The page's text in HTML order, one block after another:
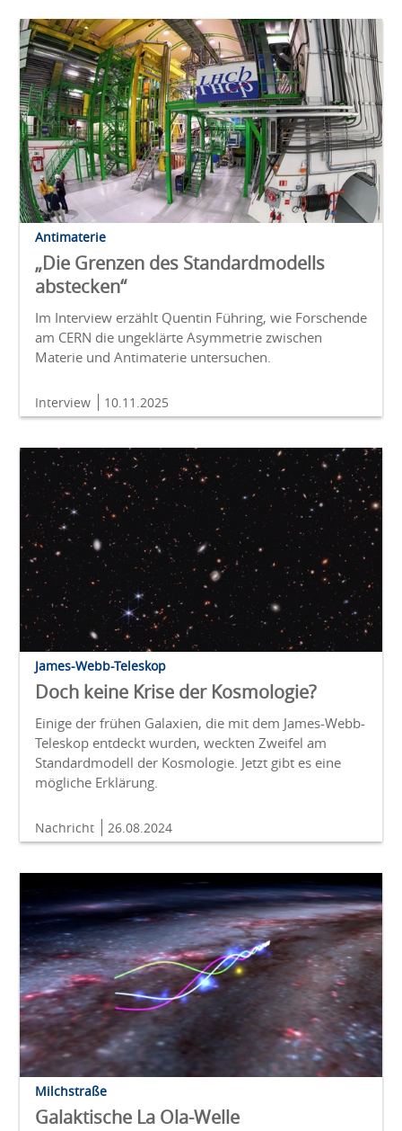
Antimaterie
„Die Grenzen des Standardmodells
abstecken“
Im Interview erzählt Quentin Führing, wie Forschende
am CERN die ungeklärte Asymmetrie zwischen
Materie und Antimaterie untersuchen.
Interview 10.11.2025
James-Webb-Teleskop
Doch keine Krise der Kosmologie?
Einige der frühen Galaxien, die mit dem James-Webb-
Teleskop entdeckt wurden, weckten Zweifel am
Standardmodell der Kosmologie. Jetzt gibt es eine
mögliche Erklärung.
Nachricht 26.08.2024
Milchstraße
Galaktische La Ola-Welle